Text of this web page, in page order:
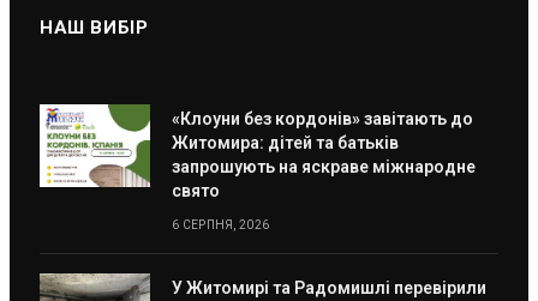
НАШ ВИБІР
«Клоуни без кордонів» завітають до
Житомира: дітей та батьків
запрошують на яскраве міжнародне
свято
6 СЕРПНЯ, 2026
У Житомирі та Радомишлі перевірили